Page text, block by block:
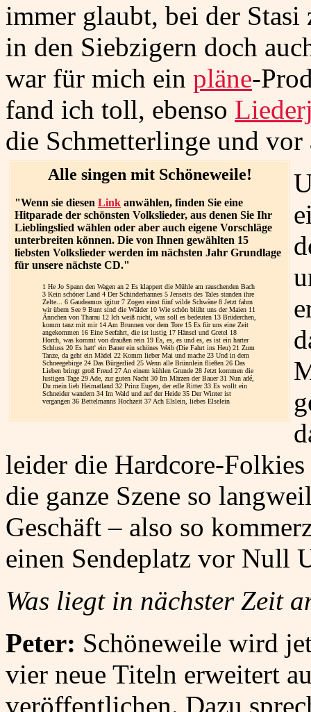
immer glaubt, bei der Stasi
in den Siebzigern doch
war für mich ein pläne-
fand ich toll, ebenso
die Schmetterlinge und
Alle singen mit Schöneweile!
"Wenn sie diesen Link anwählen, finden Sie eine
Hitparade der schönsten Volkslieder, aus denen Sie Ihr
Lieblingslied wählen oder aber auch eigene Vorschläge
unterbreiten können. Die von Ihnen gewählten 15
liebsten Volkslieder werden im nächsten Jahr Grundlage
für unsere nächste CD."
1 He Jo Spann den Wagen an 2 Es klappert die Mühle am rauschenden Bach
3 Kein schöner Land 4 Der Schinderhannes 5 Jenseits des Tales standen ihre
Zelte... 6 Gaudeamus igitur 7 Zogen einst fünf wilde Schwäne 8 Jetzt fahrn
wir übern See 9 Bunt sind die Wälder 10 Wie schön blüht uns der Maien 11
Ännchen von Tharau 12 Ich weiß nicht, was soll es bedeuten 13 Brüderchen,
komm tanz mit mir 14 Am Brunnen vor dem Tore 15 Es für uns eine Zeit
angekommen 16 Eine Seefahrt, die ist lustig 17 Hänsel und Gretel 18
Horch, was kommt von draußen rein 19 Es, es, es und es, es ist ein harter
Schluss 20 Es hatt' ein Bauer ein schönes Weib (Die Fahrt ins Heu) 21 Zum
Tanze, da geht ein Mädel 22 Komm lieber Mai und mache 23 Und in dem
Schneegebirge 24 Das Bürgerlied 25 Wenn alle Brünnlein fließen 26 Das
Lieben bringt groß Freud 27 An einem kühlen Grunde 28 Jetzt kommen die
lustigen Tage 29 Ade, zur guten Nacht 30 Im Märzen der Bauer 31 Nun adé,
Du mein lieb Heimatland 32 Prinz Eugen, der edle Ritter 33 Es wollt ein
Schneider wandern 34 Im Wald und auf der Heide 35 Der Winter ist
vergangen 36 Bettelmanns Hochzeit 37 Ach Elslein, liebes Elselein
leider die Hardcore-
die ganze Szene so
Geschäft – also so
einen Sendeplatz vor Null
Was liegt in nächster Zeit
Peter: Schöneweile wird
vier neue Titeln erweitert
veröffentlichen. Dazu